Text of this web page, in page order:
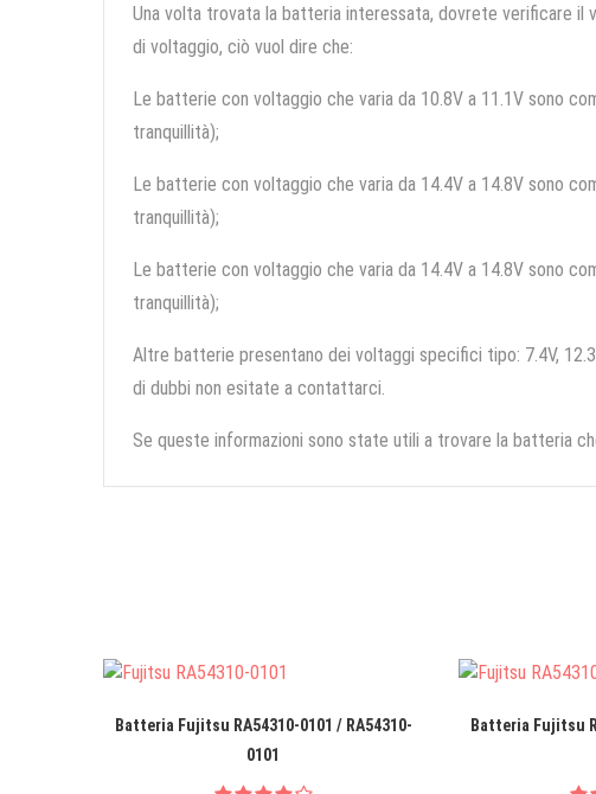
Una volta trovata la batteria interessata, dovrete verificare il
di voltaggio, ciò vuol dire che:
Le batterie con voltaggio che varia da 10.8V a 11.1V sono
tranquillità);
Le batterie con voltaggio che varia da 14.4V a 14.8V sono
tranquillità);
Le batterie con voltaggio che varia da 14.4V a 14.8V sono
tranquillità);
Altre batterie presentano dei voltaggi specifici tipo: 7.4V,
di dubbi non esitate a contattarci.
Se queste informazioni sono state utili a trovare la batteria
Batteria Fujitsu RA54310-0101 / RA54310-
0101
Batteria Fujitsu